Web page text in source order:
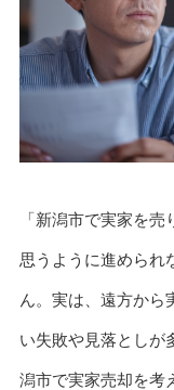
「新潟市で実家を
思うように進められ
ん。実は、遠方から
い失敗や見落としが
潟市で実家売却を考